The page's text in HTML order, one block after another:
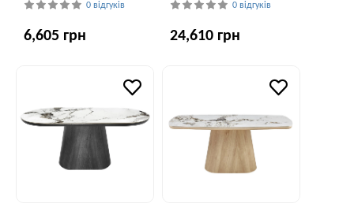
0 відгуків
6,605 грн
0 відгуків
24,610 грн